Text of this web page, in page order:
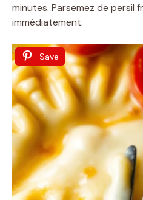
minutes. Parsemez de persil
immédiatement.
Save